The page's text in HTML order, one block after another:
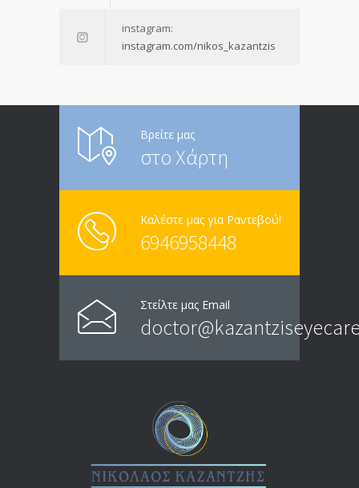
instagram:
instagram.com/nikos_kazantzis
Βρείτε μας
στο Χάρτη
Καλέστε μας για Ραντεβού!
6946958448
Στείλτε μας Email